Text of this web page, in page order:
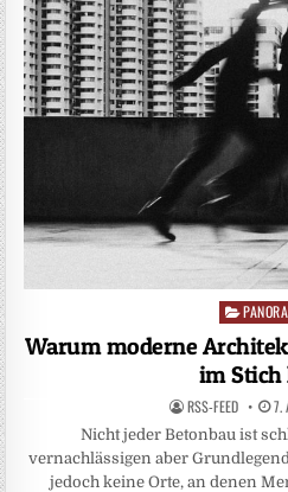
Posted
Warum moderne
im Stich
RSS-FEED 7.
Nicht jeder Betonbau ist
vernachlässigen aber
jedoch keine Orte, an denen